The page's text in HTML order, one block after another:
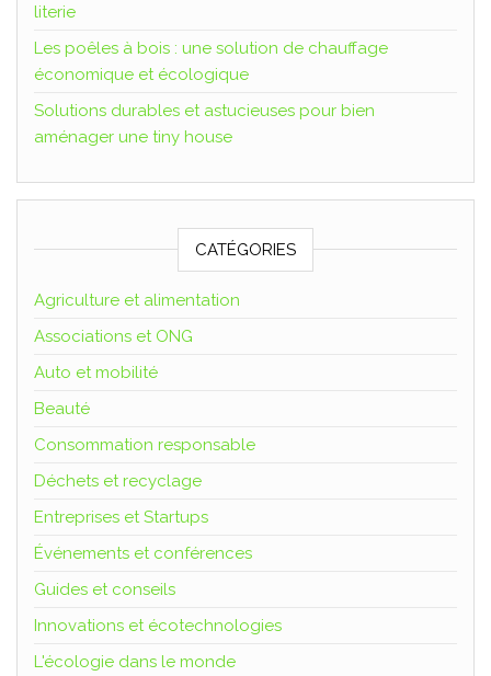
literie
Les poêles à bois : une solution de chauffage
économique et écologique
Solutions durables et astucieuses pour bien
aménager une tiny house
CATÉGORIES
Agriculture et alimentation
Associations et ONG
Auto et mobilité
Beauté
Consommation responsable
Déchets et recyclage
Entreprises et Startups
Événements et conférences
Guides et conseils
Innovations et écotechnologies
L'écologie dans le monde